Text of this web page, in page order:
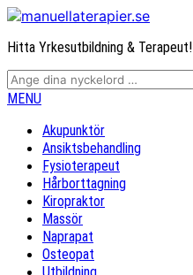
Hitta Yrkesutbildning & Terapeut!
MENU
Akupunktör
Ansiktsbehandling
Fysioterapeut
Hårborttagning
Kiropraktor
Massör
Naprapat
Osteopat